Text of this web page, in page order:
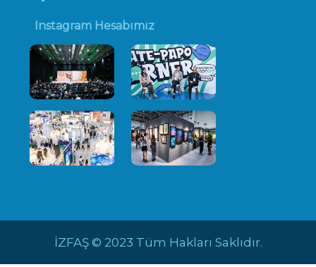
Instagram Hesabımız
İZFAŞ © 2023 Tüm Hakları Saklıdır.